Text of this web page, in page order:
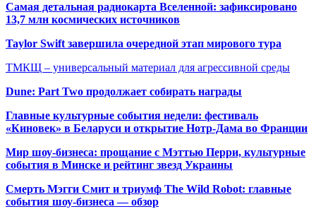
Самая детальная радиокарта Вселенной: зафиксировано
13,7 млн космических источников
Taylor Swift завершила очередной этап мирового тура
ТМКЩ – универсальный материал для агрессивной среды
Dune: Part Two продолжает собирать награды
Главные культурные события недели: фестиваль
«Киновек» в Беларуси и открытие Нотр-Дама во Франции
Мир шоу-бизнеса: прощание с Мэттью Перри, культурные
события в Минске и рейтинг звезд Украины
Смерть Мэгги Смит и триумф The Wild Robot: главные
события шоу-бизнеса — обзор